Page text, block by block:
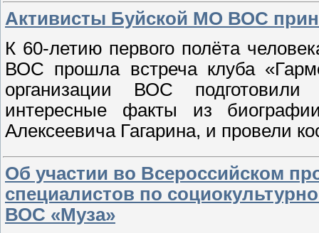
Активисты Буйской МО ВОС
К 60-летию первого полёта
ВОС прошла встреча клуба
организации ВОС
интересные факты из
Алексеевича Гагарина, и провели
Об участии во Всероссийском
специалистов по
ВОС «Муза»